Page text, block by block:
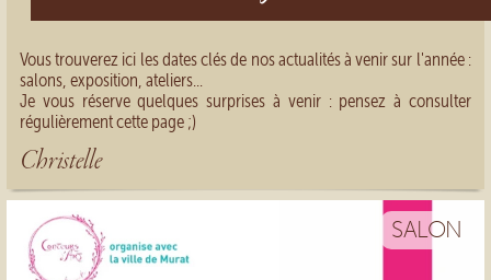
Vous trouverez ici les dates clés de nos actualités à venir sur l'année :
salons, exposition, ateliers...
Je vous réserve quelques surprises à venir : pensez à consulter
régulièrement cette page ;)
Christelle
SALON